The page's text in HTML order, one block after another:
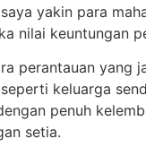
yakin para
nilai keuntungan
perantauan yang
keluarga
penuh
setia.